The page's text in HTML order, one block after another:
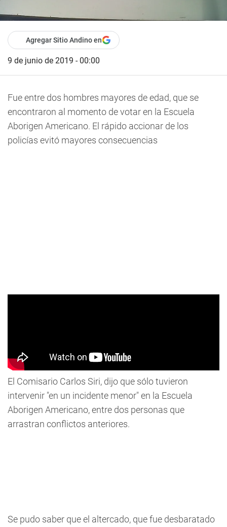
Agregar Sitio Andino en
9 de junio de 2019 - 00:00
Fue entre dos hombres mayores de edad, que se
encontraron al momento de votar en la Escuela
Aborigen Americano. El rápido accionar de los
policías evitó mayores consecuencias
El Comisario Carlos Siri, dijo que sólo tuvieron
intervenir "en un incidente menor" en la Escuela
Aborigen Americano, entre dos personas que
arrastran conflictos anteriores.
Se pudo saber que el altercado, que fue desbaratado